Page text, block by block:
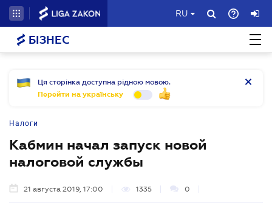
RU
БІЗНЕС
Ця сторінка доступна рідною мовою.
Перейти на українську
Налоги
Кабмин начал запуск новой
налоговой службы
21 августа 2019, 17:00 1335 0